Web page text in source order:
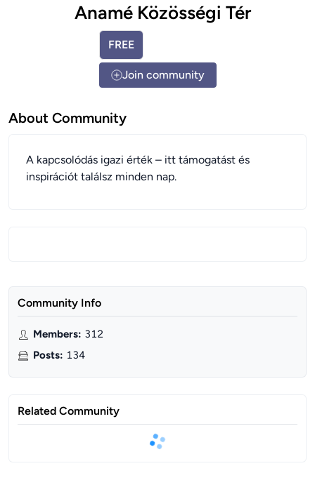
Anamé Közösségi Tér
FREE
Join community
About Community
A kapcsolódás igazi érték – itt támogatást és
inspirációt találsz minden nap.
Community Info
Members: 312
Posts: 134
Related Community